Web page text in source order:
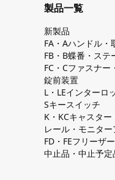
製品一覧
新製品
FA・Aハンドル・
FB・B蝶番・ステ
FC・Cファスナー
錠前装置
L・LEインターロ
Sキースイッチ
K・KCキャスタ
レール・モニター
FD・FEフリーザ
中止品・中止予定